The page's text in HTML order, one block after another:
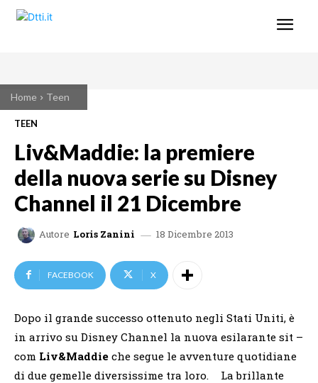
Home Teen
TEEN
Liv&Maddie: la premiere
della nuova serie su Disney
Channel il 21 Dicembre
Autore Loris Zanini 18 Dicembre 2013
FACEBOOK X
Dopo il grande successo ottenuto negli Stati Uniti, è
in arrivo su Disney Channel la nuova esilarante sit –
com Liv&Maddie che segue le avventure quotidiane
di due gemelle diversissime tra loro. La brillante